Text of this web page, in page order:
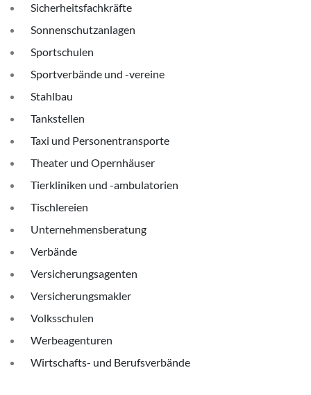
Sicherheitsfachkräfte
Sonnenschutzanlagen
Sportschulen
Sportverbände und -vereine
Stahlbau
Tankstellen
Taxi und Personentransporte
Theater und Opernhäuser
Tierkliniken und -ambulatorien
Tischlereien
Unternehmensberatung
Verbände
Versicherungsagenten
Versicherungsmakler
Volksschulen
Werbeagenturen
Wirtschafts- und Berufsverbände